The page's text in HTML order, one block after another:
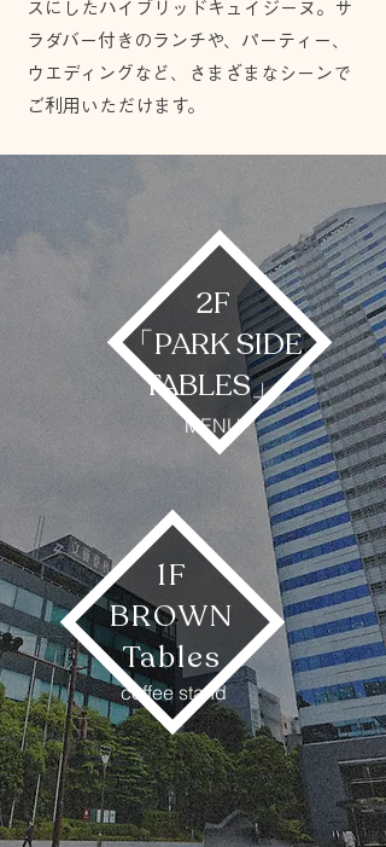
スにしたハイブリッドキュイジーヌ。サ
ラダバー付きのランチや、パーティー、
ウエディングなど、さまざまなシーンで
ご利用いただけます。
1F
BROWN
Tables
coffee stand
2F
「PARK SIDE
TABLES」
MENU